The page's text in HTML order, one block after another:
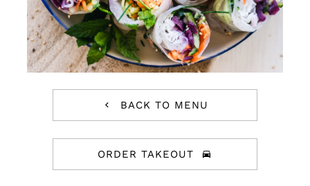
BACK TO MENU
ORDER TAKEOUT